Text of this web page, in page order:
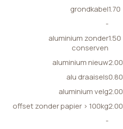
grondkabel1.70
-
aluminium zonder
conserven
1.50
aluminium nieuw2.00
alu draaisels0.80
aluminium velg2.00
offset zonder papier > 100kg2.00
-